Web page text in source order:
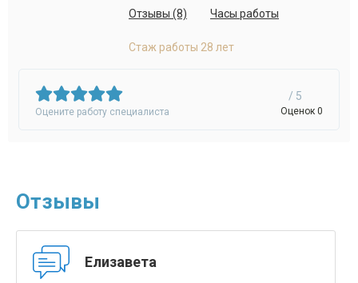
Отзывы (8) Часы работы
Стаж работы 28 лет
Оцените работу специалиста
/ 5
Оценок 0
Отзывы
Елизавета